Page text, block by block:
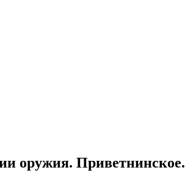
оружия. Приветнинское.